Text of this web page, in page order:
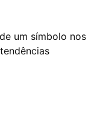
um símbolo nos